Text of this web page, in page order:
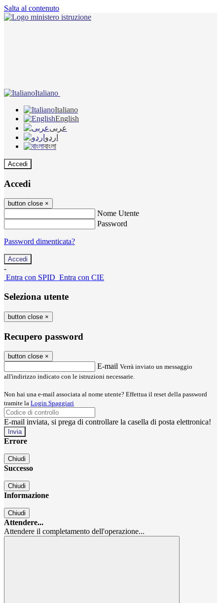
Salta al contenuto
Italiano
Italiano
English
عربى
اردو
বাংলা
Accedi
Accedi
button close ×
Nome Utente
Password
Password dimenticata?
-
Entra con SPID Entra con CIE
Seleziona utente
button close ×
Recupero password
button close ×
E-mail Verrà inviato un messaggio
all'indirizzo indicato con le istruzioni necessarie.
Non hai una e-mail associata al nome utente? Effettua il reset della password
tramite la Login Spaggiari
E-mail inviata, si prega di controllare la casella di posta elettronica!
Errore
Chiudi
Successo
Chiudi
Informazione
Chiudi
Attendere...
Attendere il completamento dell'operazione...